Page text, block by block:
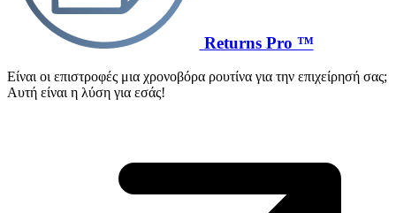
Returns Pro ™
Είναι οι επιστροφές μια χρονοβόρα ρουτίνα για την επιχείρησή σας;
Αυτή είναι η λύση για εσάς!